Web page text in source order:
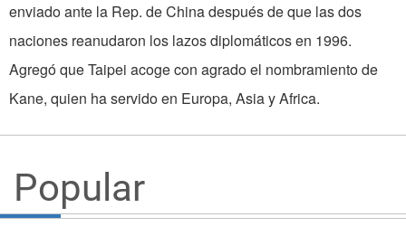
enviado ante la Rep. de China después de que las dos
naciones reanudaron los lazos diplomáticos en 1996.
Agregó que Taipei acoge con agrado el nombramiento de
Kane, quien ha servido en Europa, Asia y Africa.
Popular